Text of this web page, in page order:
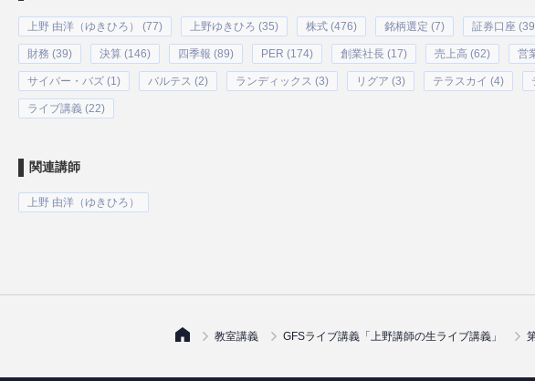
上野 由洋（ゆきひろ） (77) 上野ゆきひろ (35) 株式 (476) 銘柄選定 (7) 証券口座
財務 (39) 決算 (146) 四季報 (89) PER (174) 創業社長 (17) 売上高 (62) 営
サイバー・バズ (1) バルテス (2) ランディックス (3) リグア (3) テラスカイ (4)
ライブ講義 (22)
関連講師
上野 由洋（ゆきひろ）
教室講義 GFSライブ講義「上野講師の生ライブ講義」